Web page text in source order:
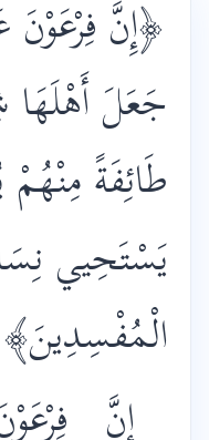
﴿إِنَّ
جَعَلَ
طَائِفَةً مِنْهُمْ
يَسْتَحِيي
الْمُفْسِدِينَ﴾‎
إِنَّ